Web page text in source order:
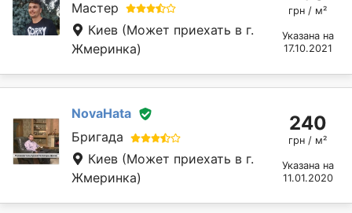
Мастер
Киев (Может приехать в г.
Жмеринка)
грн / м²
Указана на
17.10.2021
NovaHata
Бригада
Киев (Может приехать в г.
Жмеринка)
240
грн / м²
Указана на
11.01.2020